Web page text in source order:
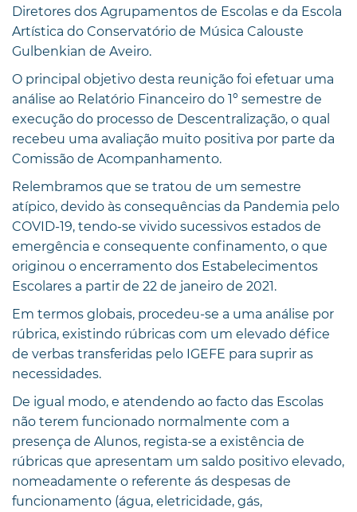
Diretores dos Agrupamentos de Escolas e da Escola
Artística do Conservatório de Música Calouste
Gulbenkian de Aveiro.
O principal objetivo desta reunição foi efetuar uma
análise ao Relatório Financeiro do 1º semestre de
execução do processo de Descentralização, o qual
recebeu uma avaliação muito positiva por parte da
Comissão de Acompanhamento.
Relembramos que se tratou de um semestre
atípico, devido às consequências da Pandemia pelo
COVID-19, tendo-se vivido sucessivos estados de
emergência e consequente confinamento, o que
originou o encerramento dos Estabelecimentos
Escolares a partir de 22 de janeiro de 2021.
Em termos globais, procedeu-se a uma análise por
rúbrica, existindo rúbricas com um elevado défice
de verbas transferidas pelo IGEFE para suprir as
necessidades.
De igual modo, e atendendo ao facto das Escolas
não terem funcionado normalmente com a
presença de Alunos, regista-se a existência de
rúbricas que apresentam um saldo positivo elevado,
nomeadamente o referente ás despesas de
funcionamento (água, eletricidade, gás,